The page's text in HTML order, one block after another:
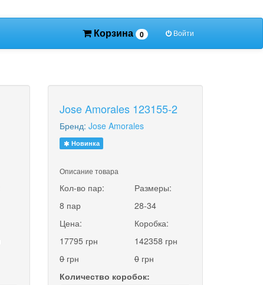
Корзина 0 Войти
Jose Amorales 123155-2
Бренд:Jose Amorales
Новинка
Описание товара
Кол-во пар:
8 пар
Размеры:
28-34
Цена:
17795 грн
0грн
Коробка:
142358 грн
0грн
Количество коробок: